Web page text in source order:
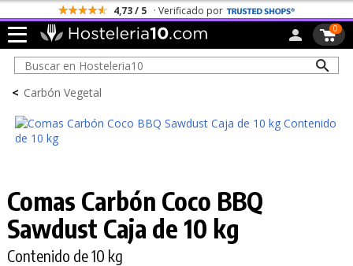
4,73 / 5 · Verificado por
0
< Carbón Vegetal
Comas Carbón Coco BBQ
Sawdust Caja de 10 kg
Contenido de 10 kg